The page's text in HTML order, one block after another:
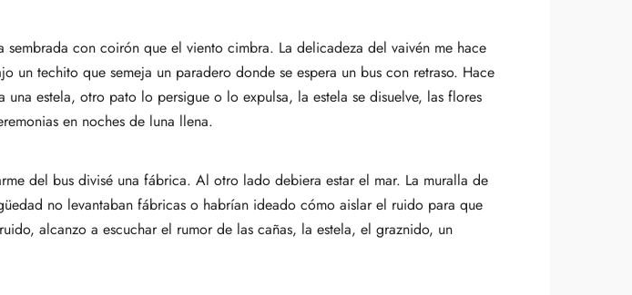
con coirón que el viento cimbra. La delicadeza del vaivén me hace
un techito que semeja un paradero donde se espera un bus con retraso. Hace
estela, otro pato lo persigue o lo expulsa, la estela se disuelve, las flores
en noches de luna llena.
del bus divisé una fábrica. Al otro lado debiera estar el mar. La muralla de
no levantaban fábricas o habrían ideado cómo aislar el ruido para que
alcanzo a escuchar el rumor de las cañas, la estela, el graznido, un